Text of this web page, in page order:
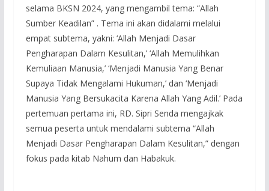
selama BKSN 2024, yang mengambil tema: “Allah
Sumber Keadilan” . Tema ini akan didalami melalui
empat subtema, yakni: ‘Allah Menjadi Dasar
Pengharapan Dalam Kesulitan,’ ‘Allah Memulihkan
Kemuliaan Manusia,’ ‘Menjadi Manusia Yang Benar
Supaya Tidak Mengalami Hukuman,’ dan ‘Menjadi
Manusia Yang Bersukacita Karena Allah Yang Adil.’ Pada
pertemuan pertama ini, RD. Sipri Senda mengajkak
semua peserta untuk mendalami subtema “Allah
Menjadi Dasar Pengharapan Dalam Kesulitan,” dengan
fokus pada kitab Nahum dan Habakuk.